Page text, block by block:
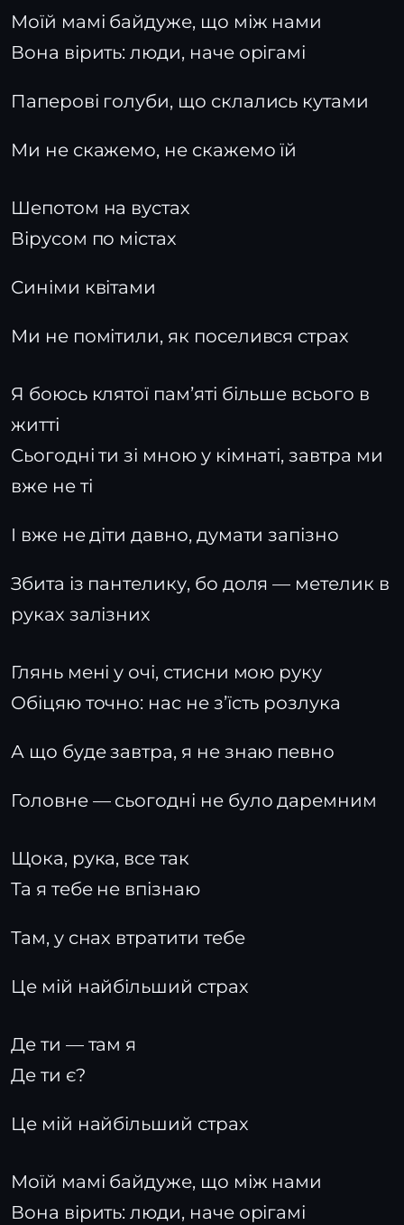
Моїй мамі байдуже, що між нами
Вона вірить: люди, наче орігамі
Паперові голуби, що склались кутами
Ми не скажемо, не скажемо їй
Шепотом на вустах
Вірусом по містах
Синіми квітами
Ми не помітили, як поселився страх
Я боюсь клятої памʼяті більше всього в
житті
Сьогодні ти зі мною у кімнаті, завтра ми
вже не ті
І вже не діти давно, думати запізно
Збита із пантелику, бо доля — метелик в
руках залізних
Глянь мені у очі, стисни мою руку
Обіцяю точно: нас не зʼїсть розлука
А що буде завтра, я не знаю певно
Головне — сьогодні не було даремним
Щока, рука, все так
Та я тебе не впізнаю
Там, у снах втратити тебе
Це мій найбільший страх
Де ти — там я
Де ти є?
Це мій найбільший страх
Моїй мамі байдуже, що між нами
Вона вірить: люди, наче орігамі